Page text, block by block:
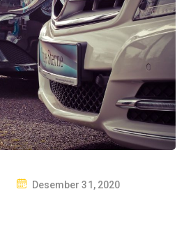
PDesember 31, 2020